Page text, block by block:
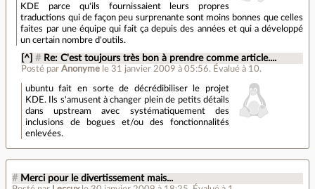
KDE parce qu'ils fournissaient leurs propres
traductions qui de façon peu surprenante sont moins bonnes que celles
faites par une équipe qui fait ça depuis des années et qui a développé
un certain nombre d'outils.
[^] # Re: C'est toujours très bon à prendre comme article....
Posté par Anonyme le 31 janvier 2009 à 05:56. Évalué à 10.
ubuntu fait en sorte de décrédibiliser le projet
KDE. Ils s'amusent à changer plein de petits détails
dans upstream avec systématiquement des
inclusions de bogues et/ou des fonctionnalités
enlevées.
# Merci pour le divertissement mais...